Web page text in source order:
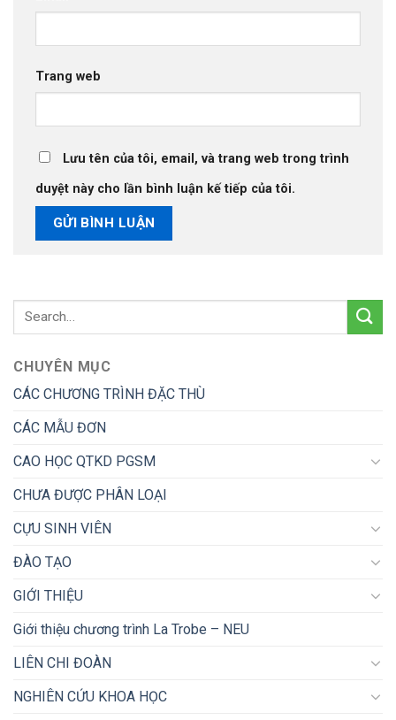
Trang web
Lưu tên của tôi, email, và trang web trong trình
duyệt này cho lần bình luận kế tiếp của tôi.
CHUYÊN MỤC
CÁC CHƯƠNG TRÌNH ĐẶC THÙ
CÁC MẪU ĐƠN
CAO HỌC QTKD PGSM
CHƯA ĐƯỢC PHÂN LOẠI
CỰU SINH VIÊN
ĐÀO TẠO
GIỚI THIỆU
Giới thiệu chương trình La Trobe – NEU
LIÊN CHI ĐOÀN
NGHIÊN CỨU KHOA HỌC